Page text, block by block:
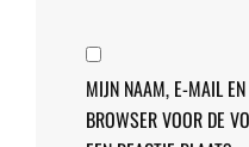
MIJN NAAM, E-MAIL
BROWSER VOOR DE